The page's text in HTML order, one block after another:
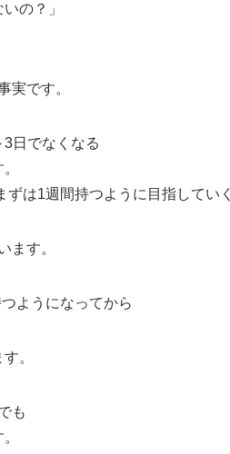
の？」
実です。
日でなくなる
は1週間持つように目指していく
ます。
ようになってから
。
も